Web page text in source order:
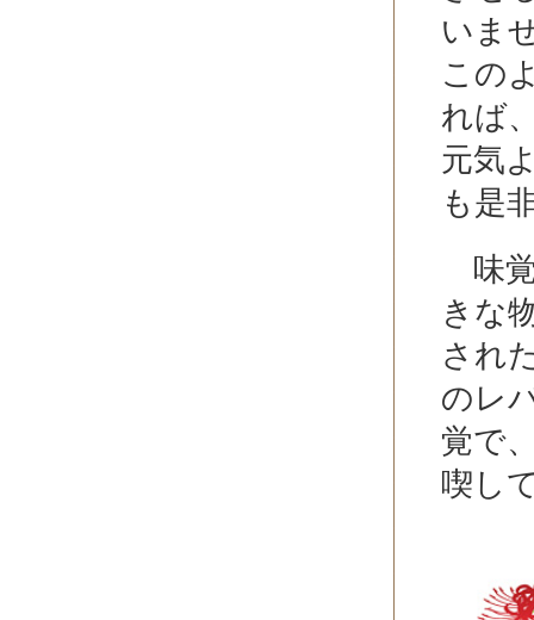
いま
この
れば
元気
も是
味
きな
され
のレ
覚で
喫し